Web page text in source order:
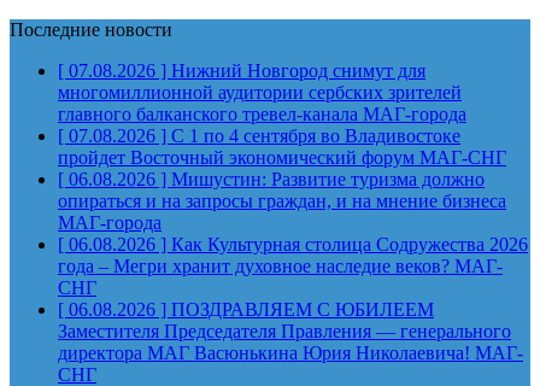
Последние новости
[ 07.08.2026 ] Нижний Новгород снимут для
многомиллионной аудитории сербских зрителей
главного балканского тревел-канала МАГ-города
[ 07.08.2026 ] С 1 по 4 сентября во Владивостоке
пройдет Восточный экономический форум МАГ-СНГ
[ 06.08.2026 ] Мишустин: Развитие туризма должно
опираться и на запросы граждан, и на мнение бизнеса
МАГ-города
[ 06.08.2026 ] Как Культурная столица Содружества 2026
года – Мегри хранит духовное наследие веков? МАГ-
СНГ
[ 06.08.2026 ] ПОЗДРАВЛЯЕМ С ЮБИЛЕЕМ
Заместителя Председателя Правления — генерального
директора МАГ Васюнькина Юрия Николаевича! МАГ-
СНГ